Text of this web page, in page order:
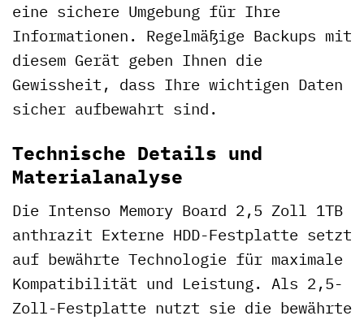
eine sichere Umgebung für Ihre
Informationen. Regelmäßige Backups mit
diesem Gerät geben Ihnen die
Gewissheit, dass Ihre wichtigen Daten
sicher aufbewahrt sind.
Technische Details und
Materialanalyse
Die Intenso Memory Board 2,5 Zoll 1TB
anthrazit Externe HDD-Festplatte setzt
auf bewährte Technologie für maximale
Kompatibilität und Leistung. Als 2,5-
Zoll-Festplatte nutzt sie die bewährte